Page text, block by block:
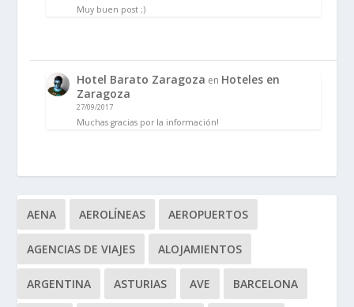
Muy buen post ;)
Hotel Barato Zaragoza en Hoteles en
Zaragoza
27/09/2017
Muchas gracias por la información!
AENA AEROLÍNEAS AEROPUERTOS
AGENCIAS DE VIAJES ALOJAMIENTOS
ARGENTINA ASTURIAS AVE BARCELONA